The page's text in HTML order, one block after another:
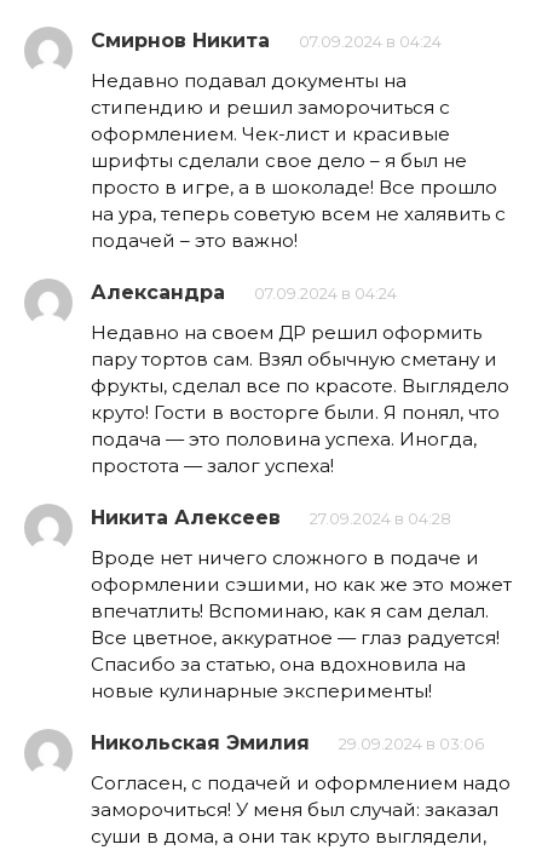
Смирнов Никита 07.09.2024 в 04:24
Недавно подавал документы на
стипендию и решил заморочиться с
оформлением. Чек-лист и красивые
шрифты сделали свое дело – я был не
просто в игре, а в шоколаде! Все прошло
на ура, теперь советую всем не халявить с
подачей – это важно!
Александра 07.09.2024 в 04:24
Недавно на своем ДР решил оформить
пару тортов сам. Взял обычную сметану и
фрукты, сделал все по красоте. Выглядело
круто! Гости в восторге были. Я понял, что
подача — это половина успеха. Иногда,
простота — залог успеха!
Никита Алексеев 27.09.2024 в 04:28
Вроде нет ничего сложного в подаче и
оформлении сэшими, но как же это может
впечатлить! Вспоминаю, как я сам делал.
Все цветное, аккуратное — глаз радуется!
Спасибо за статью, она вдохновила на
новые кулинарные эксперименты!
Никольская Эмилия 29.09.2024 в 03:06
Согласен, с подачей и оформлением надо
заморочиться! У меня был случай: заказал
суши в дома, а они так круто выглядели,